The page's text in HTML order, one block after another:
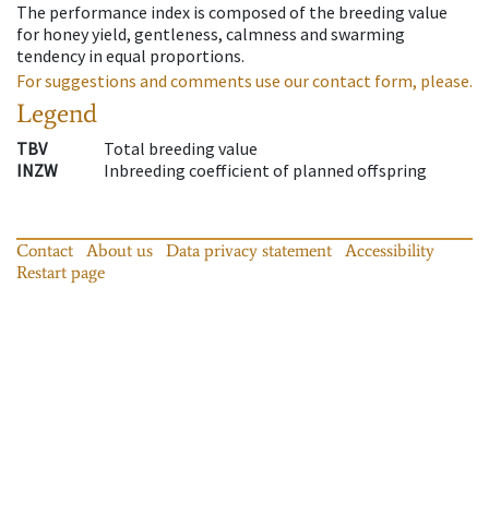
The performance index is composed of the breeding value
for honey yield, gentleness, calmness and swarming
tendency in equal proportions.
For suggestions and comments use our contact form, please.
Legend
TBV
Total breeding value
INZW
Inbreeding coefficient of planned offspring
Contact About us Data privacy statement
Accessibility
Restart page